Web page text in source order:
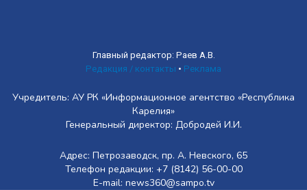
Главный редактор: Раев А.В.
Редакция / контакты • Реклама
Учредитель: АУ РК «Информационное агентство «Республика
Карелия»
Генеральный директор: Добродей И.И.
Адрес: Петрозаводск, пр. А. Невского, 65
Телефон редакции: +7 (8142) 56-00-00
E-mail: news360@sampo.tv